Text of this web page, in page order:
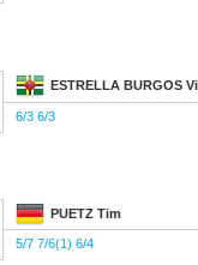
ESTRELLA BURGOS
6/3 6/3
PUETZ Tim
5/7 7/6(1) 6/4